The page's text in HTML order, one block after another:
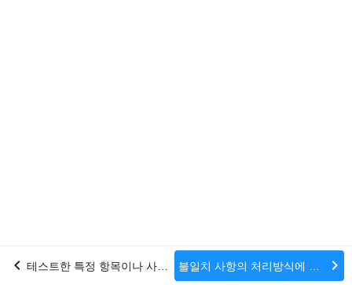
chevron_left chevron_right